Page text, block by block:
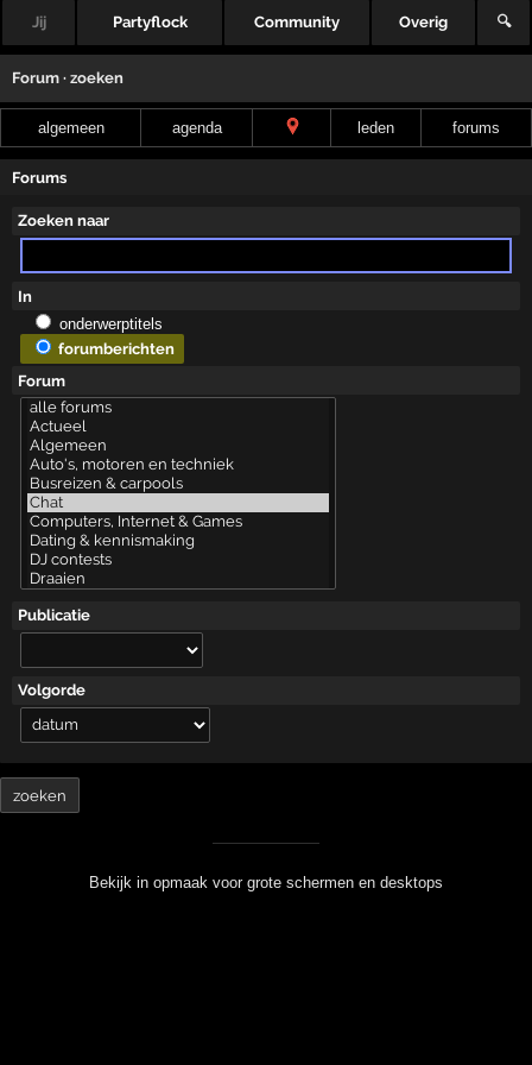
Jij Partyflock Community Overig 🔍
Forum · zoeken
algemeen agenda leden forums
Forums
Zoeken naar
In
onderwerptitels
forumberichten
Forum
Publicatie
Volgorde
Bekijk in opmaak voor grote schermen en desktops